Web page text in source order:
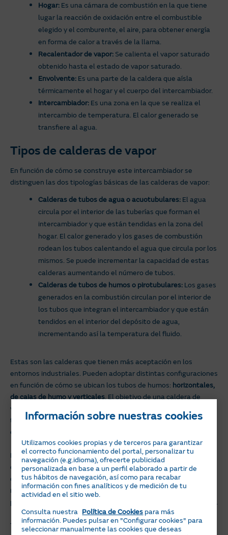
Hogar: Es una cámara de combustión en la que tiene
lugar la reacción de oxidación entre el combustible
elegido y el comburente, el aire, para obtener energía
en forma de calor a través de la llama.
Recalentador de vapor: Se calienta el vapor saturado
obtenido hasta el estado de vapor saturado.
Envolvente: Es una parte de la caldera que aísla
térmicamente el hogar y el cuerpo del intercambiador.
Intercambiador: Es una zona en la que se realiza el
intercambio de temperatura. El calor generado se
transfiere al agua.
Tipos de calderas de vapor
En función de cómo se construye este intercambiador se
distinguen las dos tipologías básicas de las calderas de vapor:
Calderas de tubos de agua o acuotubulares: El agua
circula por el interior de las tuberías que forman el
intercambiador y que están tendidas en la zona del
hogar. El calor generado y los gases de combustión
rodean los tubos calentando el agua que circula por los
mismos. Se puede incrementar la capacidad de estas
calderas aumentando el número de tubos.
Calderas de tubos de humos o pirotubulares: Los gases
generados en la combustión circulan por el interior de
los tubos que integran el intercambiador y que están
tendidos en el interior del depósito de agua,
incrementando así la temperatura del fluido.
Estas son las calderas que tienen más aceptación en los
entornos industriales. Pueden adoptar distintas configuraciones
en función de cómo se ubican los tubos de humos: horizontales,
de cajas de humo y verticales. El objetivo de una caldera de
vapor, ya sea de un sistema u otro, es incrementar la
temperatura y la presión del agua hasta transformar el fluido
en vapor a la presión necesaria.
La obtención de vapor va a condicionar el resto de los
componentes auxiliares de la caldera, ya que deben estar
diseñados parasoportar las temperaturas y presiones
necesarias. Hay que tener en cuenta que según aumenta la
presión del agua también aumenta la temperatura de ebullición.
Tradicionalmente, las calderas se han clasificado también,
Información sobre nuestras cookies
Utilizamos cookies propias y de terceros para garantizar
el correcto funcionamiento del portal, personalizar tu
navegación (e.g.idioma), ofrecerte publicidad
personalizada en base a un perfil elaborado a partir de
tus hábitos de navegación, así como para recabar
información con fines analíticos y de medición de tu
actividad en el sitio web.
Consulta nuestra Política de Cookies para más
información. Puedes pulsar en "Configurar cookies" para
seleccionar manualmente las cookies que deseas